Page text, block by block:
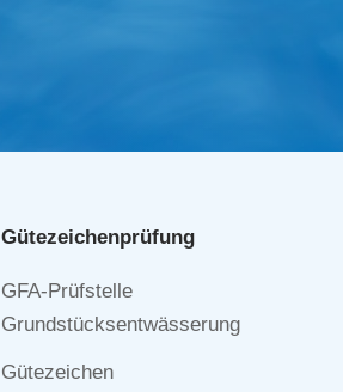
Gütezeichen­prüfung
Navigation
überspringen
GFA-Prüfstelle
Grundstücksentwässerung
Gütezeichen